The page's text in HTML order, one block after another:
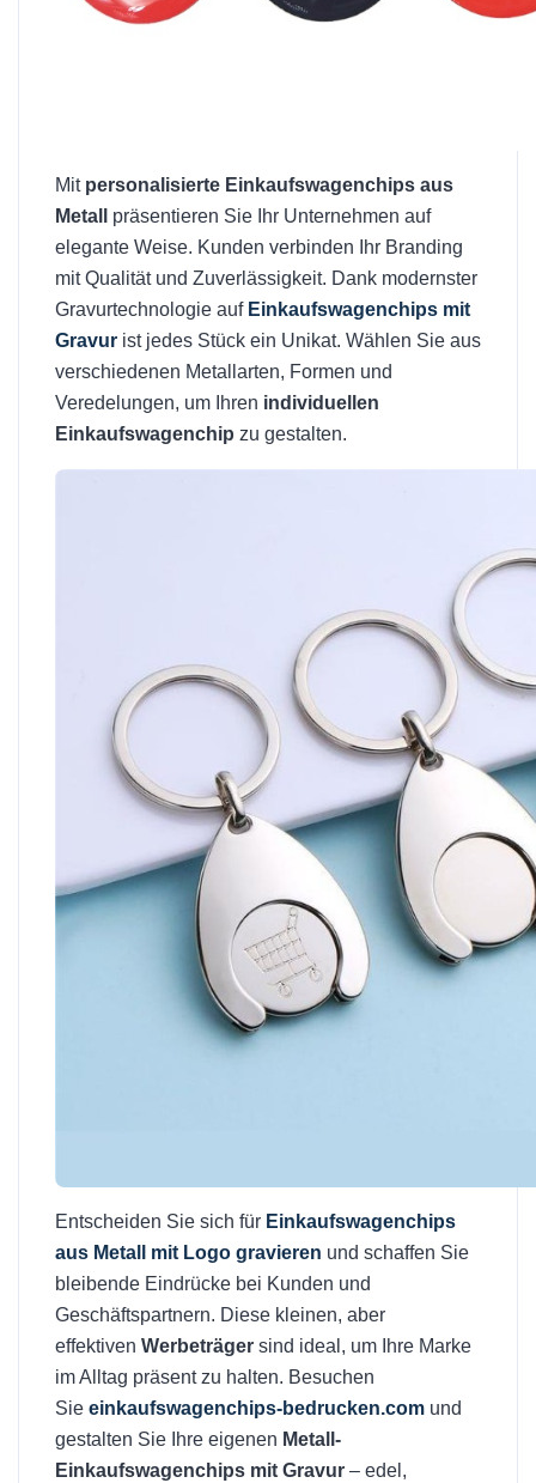
Mit personalisierte Einkaufswagenchips aus
Metall
präsentieren Sie Ihr Unternehmen auf
elegante Weise. Kunden verbinden Ihr Branding
mit Qualität und Zuverlässigkeit. Dank modernster
Gravurtechnologie auf Einkaufswagenchips mit
Gravur ist jedes Stück ein Unikat. Wählen Sie aus
verschiedenen Metallarten, Formen und
Veredelungen, um Ihren individuellen
Einkaufswagenchip zu gestalten.
Entscheiden Sie sich für Einkaufswagenchips
aus Metall mit Logo gravieren und schaffen Sie
bleibende Eindrücke bei Kunden und
Geschäftspartnern. Diese kleinen, aber
effektiven Werbeträger sind ideal, um Ihre Marke
im Alltag präsent zu halten. Besuchen
Sie einkaufswagenchips-bedrucken.com und
gestalten Sie Ihre eigenen Metall-
Einkaufswagenchips mit Gravur – edel,